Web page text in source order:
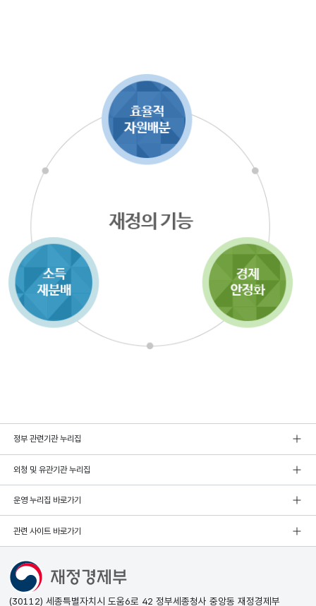
정부 관련기관 누리집
외청 및 유관기관 누리집
운영 누리집 바로가기
관련 사이트 바로가기
(30112) 세종특별자치시 도움6로 42 정부세종청사 중앙동 재정경제부